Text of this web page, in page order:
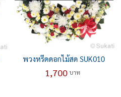
พวงหรีดดอกไม้สด SUK010
1,700 บาท